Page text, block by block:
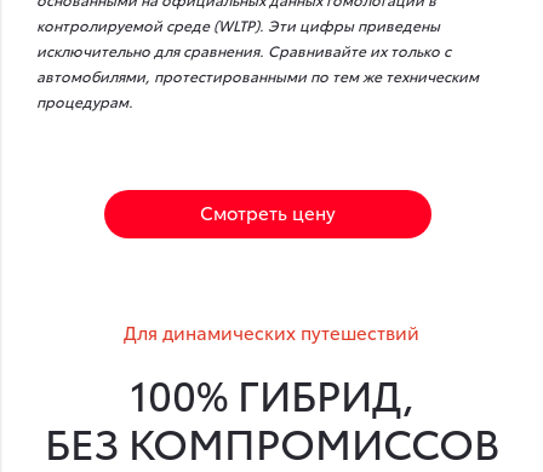
контролируемой среде (WLTP). Эти цифры приведены
исключительно для сравнения. Сравнивайте их только с
автомобилями, протестированными по тем же техническим
процедурам.
Смотреть цену
Для динамических путешествий
100% ГИБРИД,
БЕЗ КОМПРОМИССОВ